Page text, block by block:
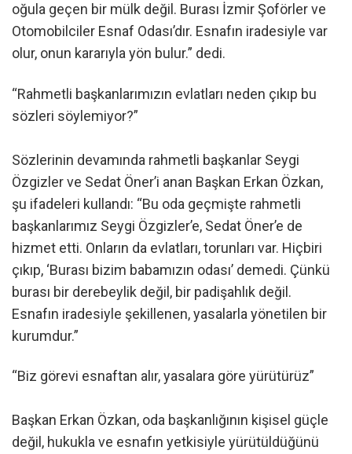
oğula geçen bir mülk değil. Burası İzmir Şoförler ve
Otomobilciler Esnaf Odası’dır. Esnafın iradesiyle var
olur, onun kararıyla yön bulur.” dedi.
“Rahmetli başkanlarımızın evlatları neden çıkıp bu
sözleri söylemiyor?”
Sözlerinin devamında rahmetli başkanlar Seygi
Özgizler ve Sedat Öner’i anan Başkan Erkan Özkan,
şu ifadeleri kullandı: “Bu oda geçmişte rahmetli
başkanlarımız Seygi Özgizler’e, Sedat Öner’e de
hizmet etti. Onların da evlatları, torunları var. Hiçbiri
çıkıp, ‘Burası bizim babamızın odası’ demedi. Çünkü
burası bir derebeylik değil, bir padişahlık değil.
Esnafın iradesiyle şekillenen, yasalarla yönetilen bir
kurumdur.”
“Biz görevi esnaftan alır, yasalara göre yürütürüz”
Başkan Erkan Özkan, oda başkanlığının kişisel güçle
değil, hukukla ve esnafın yetkisiyle yürütüldüğünü